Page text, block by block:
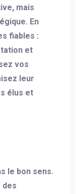
mais
En
fiables :
et
vos
leur
élus et
le bon sens.
des